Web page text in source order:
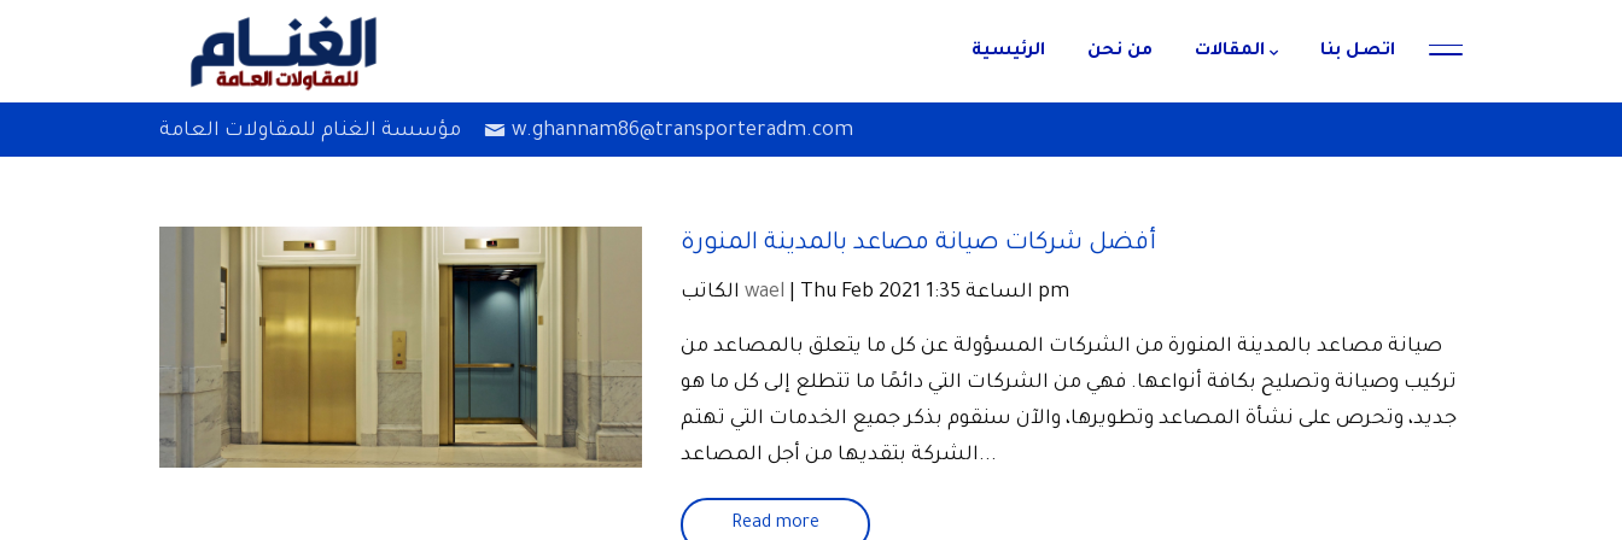
الرئيسية من نحن المقالات اتصل بنا
مؤسسة الغنام للمقاولات العامة w.ghannam86@transporteradm.com
أفضل شركات صيانة مصاعد بالمدينة المنورة
wael | Thu Feb 2021 الساعة 1:35 pm
صيانة مصاعد بالمدينة المنورة من الشركات المسؤولة عن كل ما يتعلق بالمصاعد من
تركيب وصيانة وتصليح بكافة أنواعها. فهي من الشركات التي دائمًا ما تتطلع إلى كل ما هو
جديد، وتحرص على نشأة المصاعد وتطويرها، والآن سنقوم بذكر جميع الخدمات التي تهتم
الشركة بتقديها من أجل المصاعد...
Read more